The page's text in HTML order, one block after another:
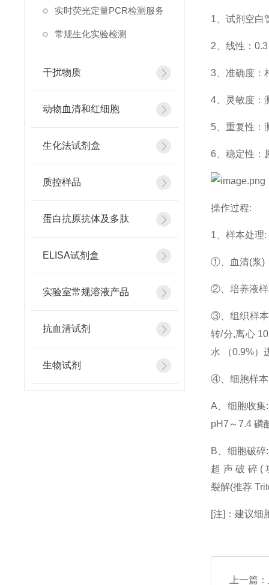
实时荧光定量PCR检测服务
常规生化实验检测
干扰物质
动物血清和红细胞
生化法试剂盒
质控样品
蛋白抗原抗体及多肽
ELISA试剂盒
实验室常规溶液产品
抗血清试剂
生物试剂
1、试剂空白
2、线性：
3、准确度：
4、灵敏度：
5、重复性：
6、稳定性：
操作过程:
1、样本处理:
①、血清(浆)
②、培养液样
③、组织样本
转/分,离心
水 （0.9%）
④、细胞样
A、细胞收集
pH7～7.4 磷
B、细胞破
超 声 破 碎 (
裂解(推荐
[注]：建议细
上一篇：